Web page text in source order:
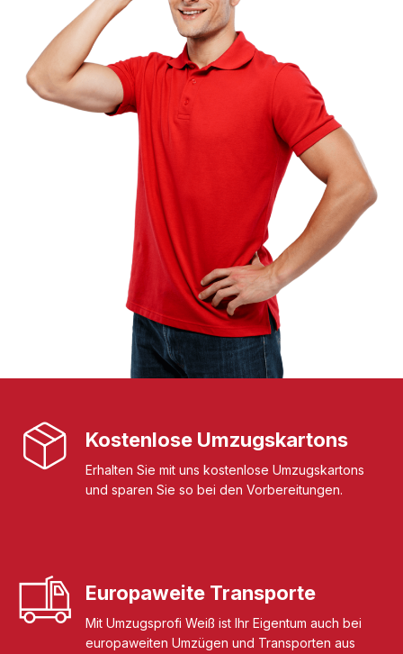
Kostenlose Umzugskartons
Erhalten Sie mit uns kostenlose Umzugskartons
und sparen Sie so bei den Vorbereitungen.
Europaweite Transporte
Mit Umzugsprofi Weiß ist Ihr Eigentum auch bei
europaweiten Umzügen und Transporten aus